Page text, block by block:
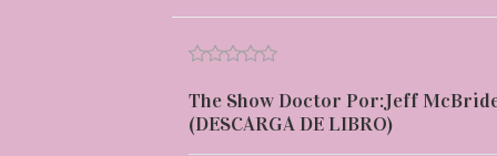
The Show Doctor Por:Jeff
(DESCARGA DE LIBRO)